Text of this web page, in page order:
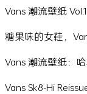
Vans 潮流壁纸
糖果味的女鞋，
Vans 潮流壁纸：
Vans Sk8-Hi